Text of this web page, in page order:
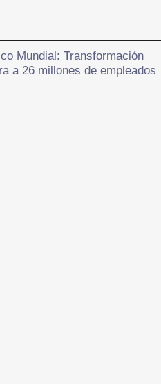
Mundial: Transformación
a 26 millones de empleados